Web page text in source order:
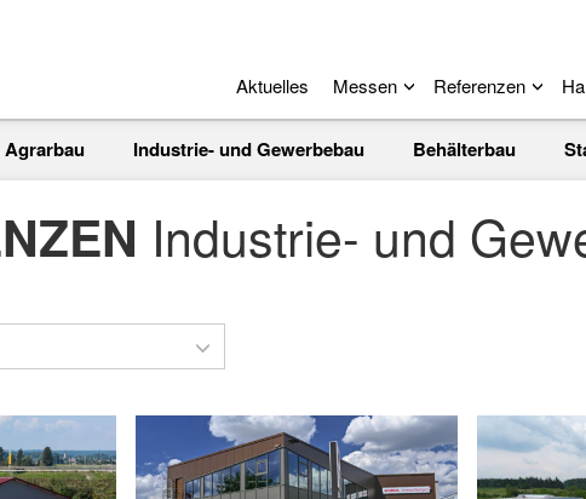
Aktuelles Messen Referenzen
Agrarbau Industrie- und Gewerbebau Behälterbau
Industrie- und